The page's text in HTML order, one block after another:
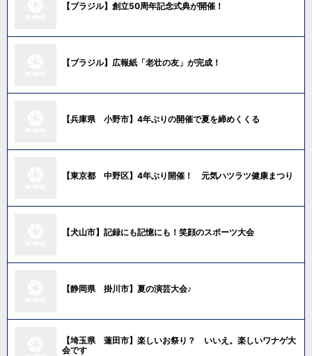
【ブラジル】創立50周年記念式典が開催！
【ブラジル】広報紙「老壮の友」が完成！
【兵庫県 小野市】4年ぶりの開催で夏を締めくくる
【東京都 中野区】4年ぶり開催！ 元気ハツラツ健康まつり
【犬山市】記録にも記憶にも！笑顔のスポーツ大会
【静岡県 掛川市】夏の演芸大会♪
【埼玉県 蓮田市】楽しいお祭り？ いいえ。楽しいワナゲ大
会です